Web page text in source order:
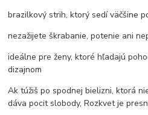
brazilkový strih, ktorý sedí väčšine
nezažijete škrabanie, potenie ani
ideálne pre ženy, ktoré hľadajú
dizajnom
Ak túžiš po spodnej bielizni, ktorá
dáva pocit slobody, Rozkvet je